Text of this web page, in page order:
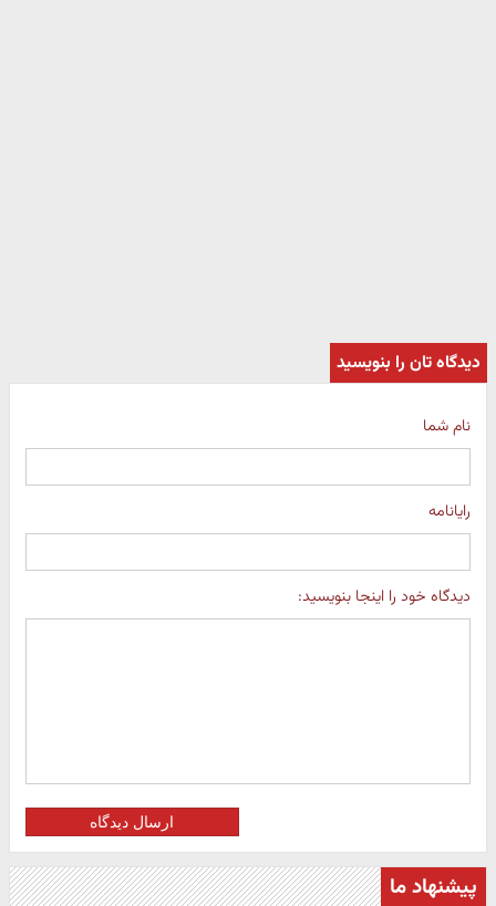
دیدگاه تان را بنویسید
نام شما
رایانامه
دیدگاه خود را اینجا بنویسید:
ارسال دیدگاه
پیشنهاد ما